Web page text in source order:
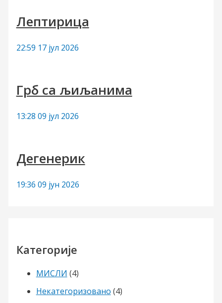
Лептирица
22:59 17 јул 2026
Грб са љиљанима
13:28 09 јул 2026
Дегенерик
19:36 09 јун 2026
Категорије
МИСЛИ (4)
Некатегоризовано (4)